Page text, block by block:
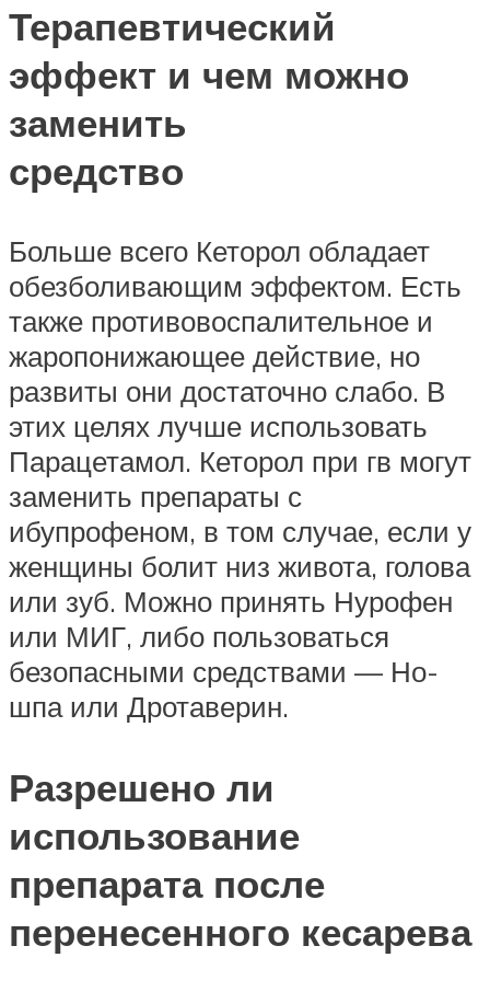
Терапевтический
эффект и чем можно
заменить
средство
Больше всего Кеторол обладает
обезболивающим эффектом. Есть
также противовоспалительное и
жаропонижающее действие, но
развиты они достаточно слабо. В
этих целях лучше использовать
Парацетамол. Кеторол при гв могут
заменить препараты с
ибупрофеном, в том случае, если у
женщины болит низ живота, голова
или зуб. Можно принять Нурофен
или МИГ, либо пользоваться
безопасными средствами — Но-
шпа или Дротаверин.
Разрешено ли
использование
препарата после
перенесенного кесарева